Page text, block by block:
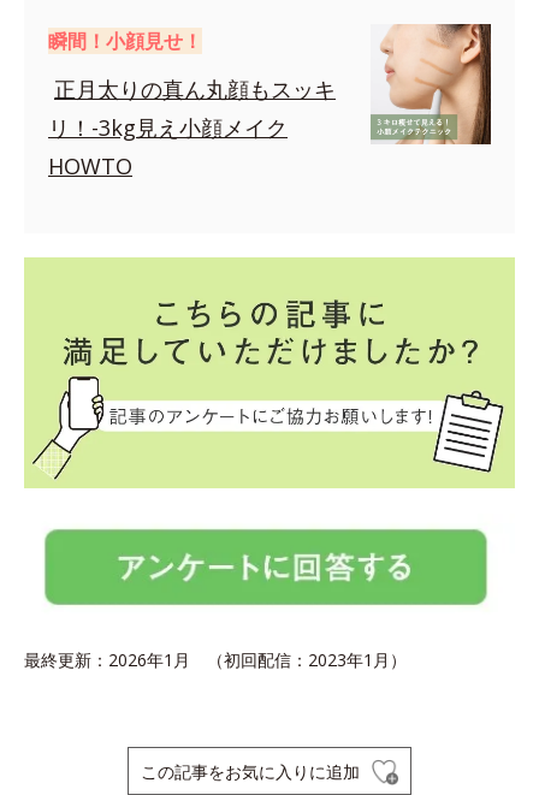
瞬間！小顔見せ！
正月太りの真ん丸顔もスッキ
リ！-3kg見え小顔メイク
HOWTO
最終更新：2026年1月 （初回配信：2023年1月）
この記事をお気に入りに追加